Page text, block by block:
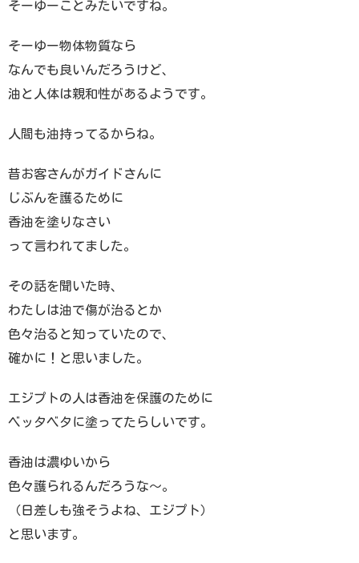
そーゆーことみたいですね。
そーゆー物体物質なら
なんでも良いんだろうけど、
油と人体は親和性があるようです。
人間も油持ってるからね。
昔お客さんがガイドさんに
じぶんを護るために
香油を塗りなさい
って言われてました。
その話を聞いた時、
わたしは油で傷が治るとか
色々治ると知っていたので、
確かに！と思いました。
エジプトの人は香油を保護のために
ベッタベタに塗ってたらしいです。
香油は濃ゆいから
色々護られるんだろうな〜。
（日差しも強そうよね、エジプト）
と思います。